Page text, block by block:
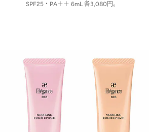
SPF25・PA＋＋ 6mL 各3,080円。